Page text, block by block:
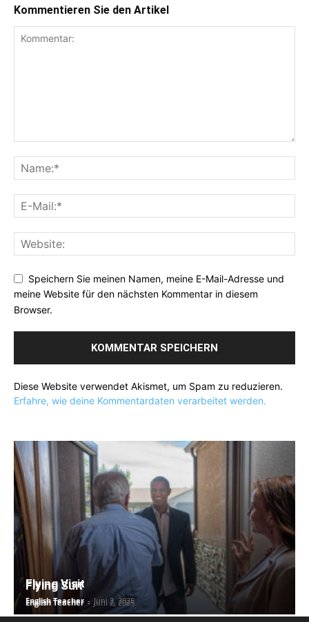
Kommentieren Sie den Artikel
Speichern Sie meinen Namen, meine E-Mail-Adresse und
meine Website für den nächsten Kommentar in diesem
Browser.
Diese Website verwendet Akismet, um Spam zu reduzieren.
Erfahre, wie deine Kommentardaten verarbeitet werden.
Flying Visit
English Teacher - Juni 2, 2025
Flying Suit
English Teacher - Juni 2, 2025